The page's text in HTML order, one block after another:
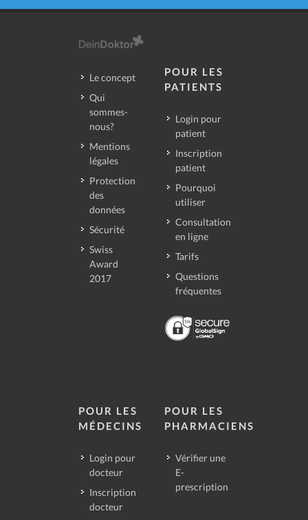
Le concept
Qui
sommes-
nous?
Mentions
légales
Protection
des
données
Sécurité
Swiss
Award
2017
POUR LES
PATIENTS
Login pour
patient
Inscription
patient
Pourquoi
utiliser
Consultation
en ligne
Tarifs
Questions
fréquentes
POUR LES
MÉDECINS
Login pour
docteur
Inscription
docteur
POUR LES
PHARMACIENS
Vérifier une
E-
prescription